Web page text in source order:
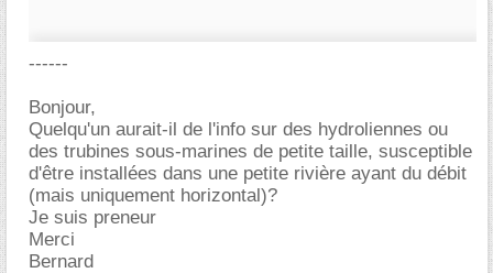
------
Bonjour,
Quelqu'un aurait-il de l'info sur des hydroliennes ou
des trubines sous-marines de petite taille, susceptible
d'être installées dans une petite rivière ayant du débit
(mais uniquement horizontal)?
Je suis preneur
Merci
Bernard